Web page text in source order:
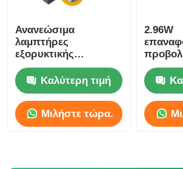
Ανανεώσιμα
λαμπτήρες
εξορυκτικής
παραγωγής LED
Ηλεκτρική μπαταρία
ιόντων λιθίου KL5M
Ασύρματο φως
καπάκι
Καλύτερη τιμή
Μιλήστε τώρα.
2.96W